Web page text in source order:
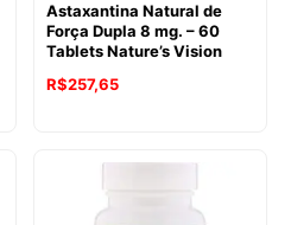
Astaxantina Natural de
Força Dupla 8 mg. – 60
Tablets Nature’s Vision
R$257,65